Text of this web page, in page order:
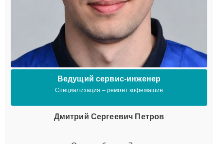
Ведущий сервис-инженер
Специализация – ремонт кофемашин
Дмитрий Сергеевич Петров